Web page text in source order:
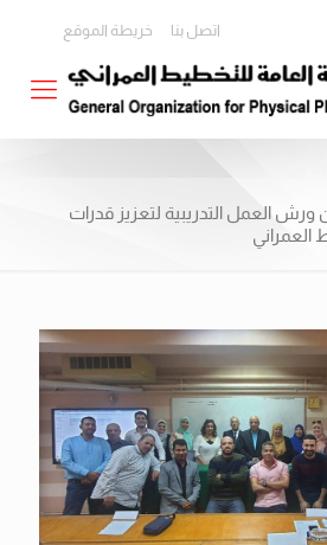
اتصل بنا خريطة الموقع
العمل التدريبية لتعزيز قدرات